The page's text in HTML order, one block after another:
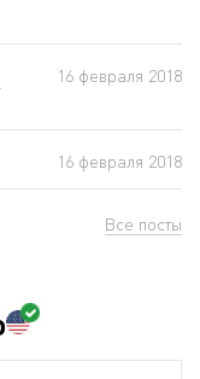
16 февраля 2018
16 февраля 2018
Все посты